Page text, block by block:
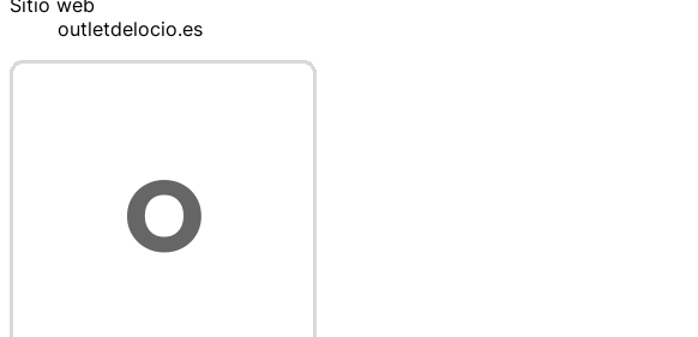
Sitio web
outletdelocio.es